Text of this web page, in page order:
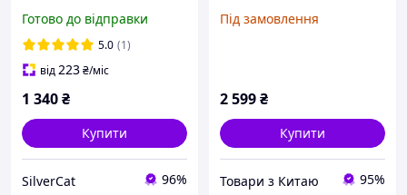
Готово до відправки
5.0 (1)
від223₴/міс
1 340₴
Купити
SilverCat 96%
повсякденного носіння та
Під замовлення
2 599₴
Купити
Товари з Китаю 95%